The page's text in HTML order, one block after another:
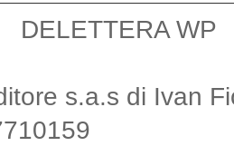
WP
s.a.s di Ivan